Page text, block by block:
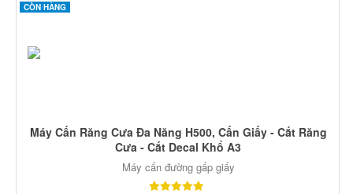
CÒN HÀNG
Máy Cấn Răng Cưa Đa Năng H500, Cấn Giấy - Cắt Răng
Cưa - Cắt Decal Khổ A3
Máy cấn đường gấp giấy